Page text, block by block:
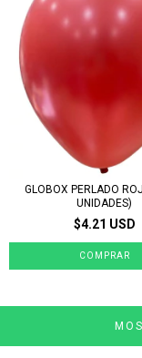
GLOBOX PERLADO
UNIDADES)
$4.21 USD